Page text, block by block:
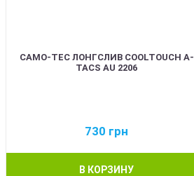
CAMO-TEC ЛОНГСЛИВ COOLTOUCH A-
TACS AU 2206
730 грн
В КОРЗИНУ